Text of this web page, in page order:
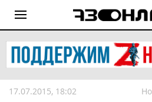
17.07.2015, 18:02